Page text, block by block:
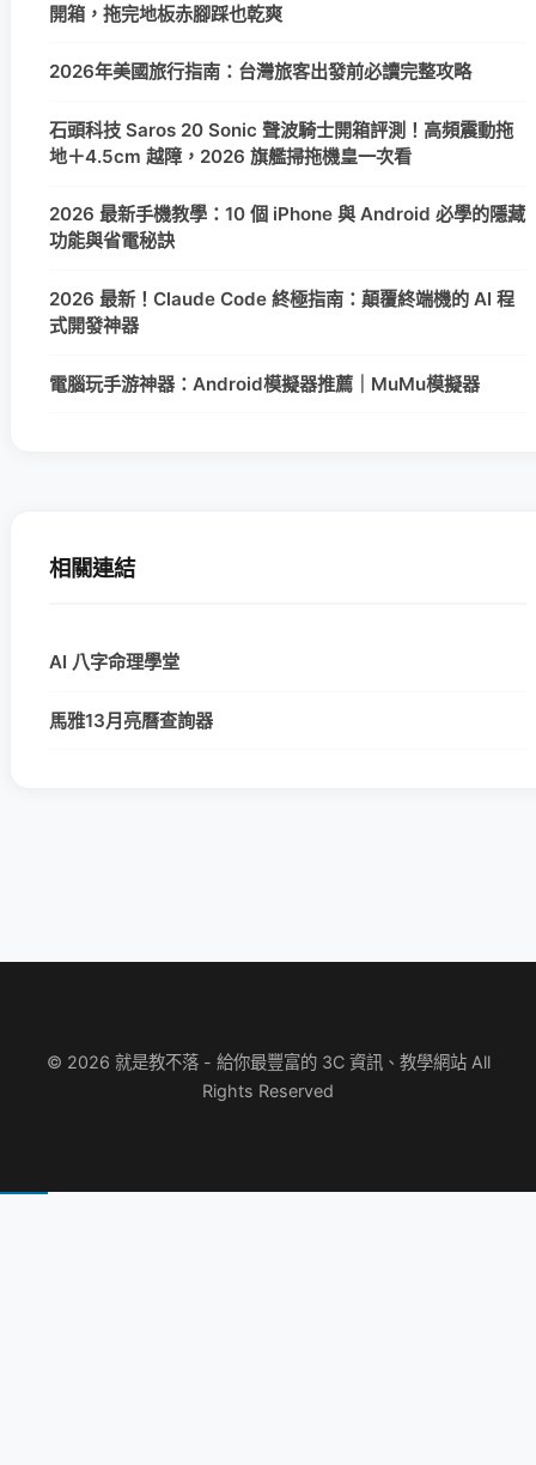
開箱，拖完地板赤腳踩也乾爽
2026年美國旅行指南：台灣旅客出發前必讀完整攻略
石頭科技 Saros 20 Sonic 聲波騎士開箱評測！高頻震動拖
地＋4.5cm 越障，2026 旗艦掃拖機皇一次看
2026 最新手機教學：10 個 iPhone 與 Android 必學的隱藏
功能與省電秘訣
2026 最新！Claude Code 終極指南：顛覆終端機的 AI 程
式開發神器
電腦玩手游神器：Android模擬器推薦｜MuMu模擬器
相關連結
AI 八字命理學堂
馬雅13月亮曆查詢器
© 2026 就是教不落 - 給你最豐富的 3C 資訊、教學網站 All
Rights Reserved